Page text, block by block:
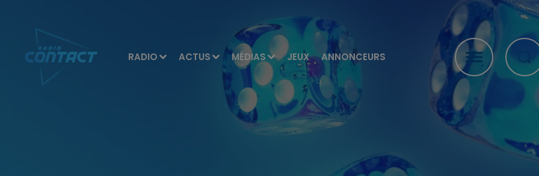
RADIO ACTUS MÉDIAS JEUX ANNONCEURS